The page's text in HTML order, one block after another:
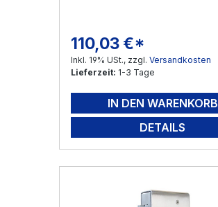
Regulärer Preis:
110,03 €*
Inkl. 19% USt., zzgl. Versandkosten
Lieferzeit: 1-3 Tage
IN DEN WARENKORB
DETAILS